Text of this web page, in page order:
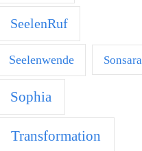
SeelenRuf
Seelenwende Sonsara
Sophia
Transformation